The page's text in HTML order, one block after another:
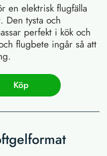
en elektrisk flugfälla
Den tysta och
perfekt i kök och
flugbete ingår så att
Köp